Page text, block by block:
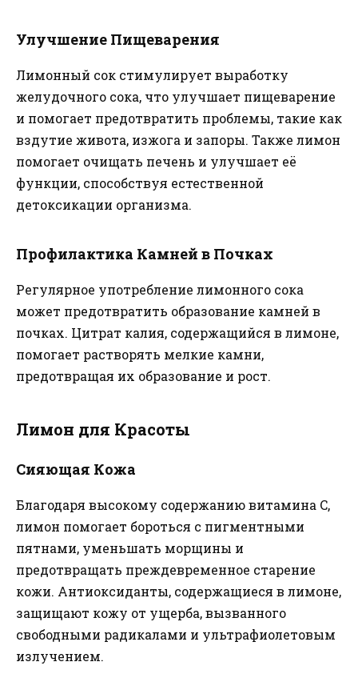
Улучшение Пищеварения
Лимонный сок стимулирует выработку
желудочного сока, что улучшает пищеварение
и помогает предотвратить проблемы, такие как
вздутие живота, изжога и запоры. Также лимон
помогает очищать печень и улучшает её
функции, способствуя естественной
детоксикации организма.
Профилактика Камней в Почках
Регулярное употребление лимонного сока
может предотвратить образование камней в
почках. Цитрат калия, содержащийся в лимоне,
помогает растворять мелкие камни,
предотвращая их образование и рост.
Лимон для Красоты
Сияющая Кожа
Благодаря высокому содержанию витамина C,
лимон помогает бороться с пигментными
пятнами, уменьшать морщины и
предотвращать преждевременное старение
кожи. Антиоксиданты, содержащиеся в лимоне,
защищают кожу от ущерба, вызванного
свободными радикалами и ультрафиолетовым
излучением.